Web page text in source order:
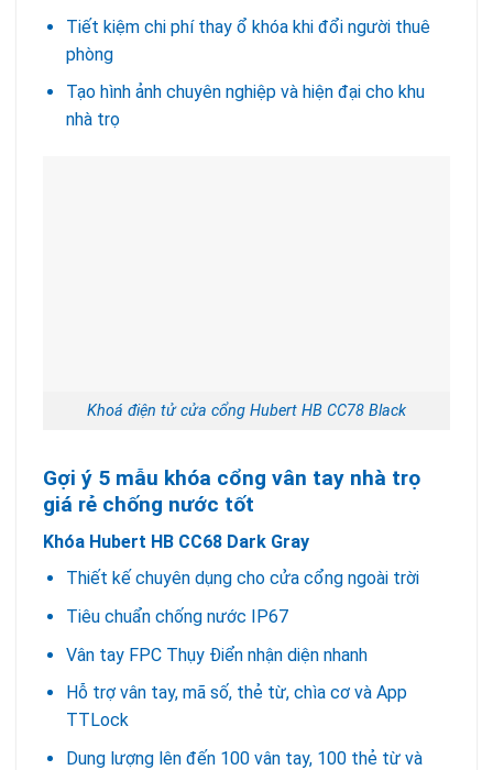
Tiết kiệm chi phí thay ổ khóa khi đổi người thuê
phòng
Tạo hình ảnh chuyên nghiệp và hiện đại cho khu
nhà trọ
Khoá điện tử cửa cổng Hubert HB CC78 Black
Gợi ý 5 mẫu khóa cổng vân tay nhà trọ
giá rẻ chống nước tốt
Khóa Hubert HB CC68 Dark Gray
Thiết kế chuyên dụng cho cửa cổng ngoài trời
Tiêu chuẩn chống nước IP67
Vân tay FPC Thụy Điển nhận diện nhanh
Hỗ trợ vân tay, mã số, thẻ từ, chìa cơ và App
TTLock
Dung lượng lên đến 100 vân tay, 100 thẻ từ và